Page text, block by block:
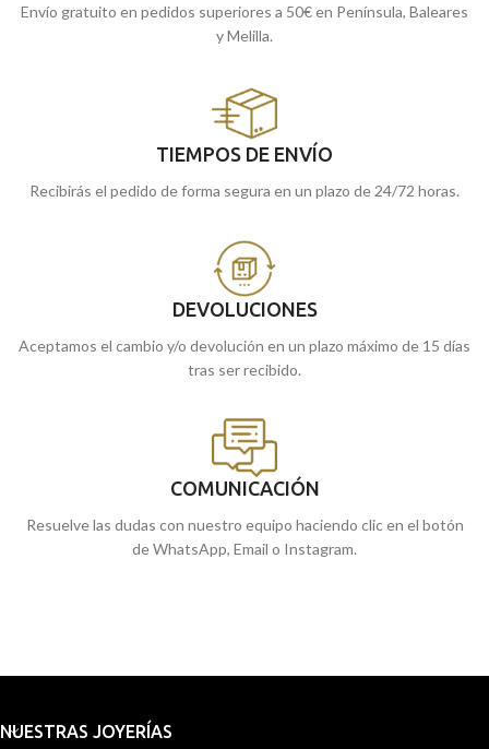
Envío gratuito en pedidos superiores a 50€ en Península, Baleares
y Melilla.
TIEMPOS DE ENVÍO
Recibirás el pedido de forma segura en un plazo de 24/72 horas.
DEVOLUCIONES
Aceptamos el cambio y/o devolución en un plazo máximo de 15 días
tras ser recibido.
COMUNICACIÓN
Resuelve las dudas con nuestro equipo haciendo clic en el botón
de WhatsApp, Email o Instagram.
NUESTRAS JOYERÍAS